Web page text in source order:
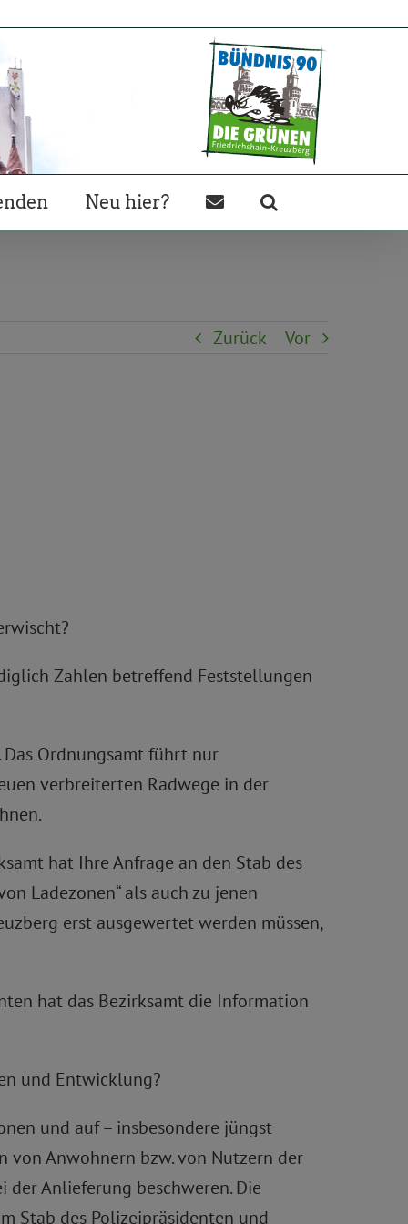
Neu hier?
Zurück Vor
Zahlen betreffend Feststellungen
Ordnungsamt führt nur
verbreiterten Radwege in der
hat Ihre Anfrage an den Stab des
Ladezonen“ als auch zu jenen
erst ausgewertet werden müssen,
hat das Bezirksamt die Information
und Entwicklung?
und auf – insbesondere jüngst
von Anwohnern bzw. von Nutzern der
Anlieferung beschweren. Die
Stab des Polizeipräsidenten und